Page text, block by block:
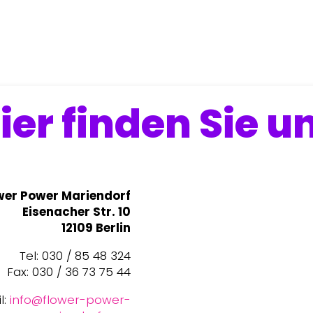
finden Sie
Power Mariendorf
Eisenacher Str. 10
12109 Berlin
Tel: 030 / 85 48 324
Fax: 030 / 36 73 75 44
info@flower-power-